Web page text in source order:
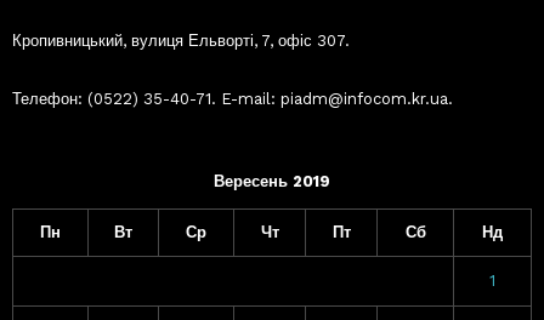
Кропивницький, вулиця Ельворті, 7, офіс 307.
Телефон: (0522) 35-40-71. E-mail: piadm@infocom.kr.ua.
Вересень 2019
Пн Вт Ср Чт Пт Сб Нд
1